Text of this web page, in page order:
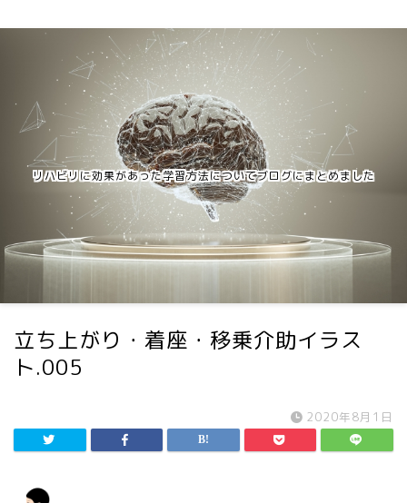
リハビリに効果があった学習方法についてブログにまとめました
立ち上がり・着座・移乗介助イラス
ト.005
2020年8月1日